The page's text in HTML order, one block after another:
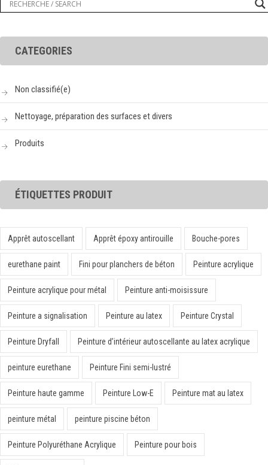
CATEGORIES
Non classifié(e)
Nettoyage, préparation des surfaces et divers
Produits
ÉTIQUETTES PRODUIT
Apprêt autoscellant Apprêt époxy antirouille Bouche-pores
eurethane paint Fini pour planchers de béton Peinture acrylique
Peinture acrylique pour métal Peinture anti-moisissure
Peinture a signalisation Peinture au latex Peinture Crystal
Peinture Dryfall Peinture d’intérieur autoscellante au latex acrylique
peinture eurethane Peinture Fini semi-lustré
Peinture haute gamme Peinture Low-E Peinture mat au latex
peinture métal peinture piscine béton
Peinture Polyuréthane Acrylique Peinture pour bois